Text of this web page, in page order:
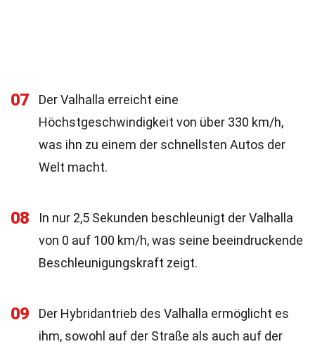
07
Der Valhalla erreicht eine
Höchstgeschwindigkeit von über 330 km/h,
was ihn zu einem der schnellsten Autos der
Welt macht.
08
In nur 2,5 Sekunden beschleunigt der Valhalla
von 0 auf 100 km/h, was seine beeindruckende
Beschleunigungskraft zeigt.
09
Der Hybridantrieb des Valhalla ermöglicht es
ihm, sowohl auf der Straße als auch auf der